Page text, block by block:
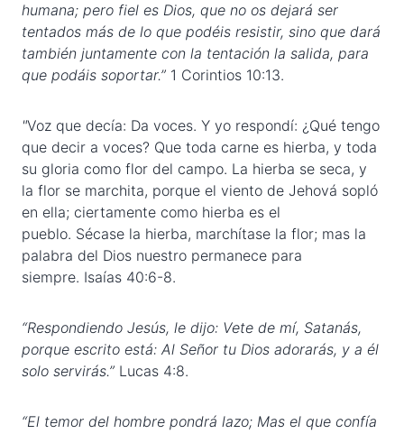
humana; pero fiel es Dios, que no os dejará ser
tentados más de lo que podéis resistir, sino que dará
también juntamente con la tentación la salida, para
que podáis soportar.” 1 Corintios 10:13.
"Voz que decía: Da voces. Y yo respondí: ¿Qué tengo
que decir a voces? Que toda carne es hierba, y toda
su gloria como flor del campo. La hierba se seca, y
la flor se marchita, porque el viento de Jehová sopló
en ella; ciertamente como hierba es el
pueblo. Sécase la hierba, marchítase la flor; mas la
palabra del Dios nuestro permanece para
siempre. Isaías 40:6-8.
“Respondiendo Jesús, le dijo: Vete de mí, Satanás,
porque escrito está: Al Señor tu Dios adorarás, y a él
solo servirás.” Lucas 4:8.
“El temor del hombre pondrá lazo; Mas el que confía